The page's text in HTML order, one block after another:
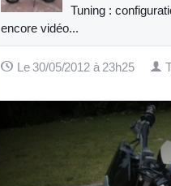
Tuning :
encore vidéo...
Le 30/05/2012 à 23h25